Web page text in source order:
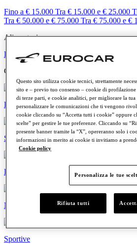
Fino a € 15.000 Tra € 15.000 e € 25.000
Tra € 50.000 e € 75.000 Tra € 75.000 e €
Alimentazione
BenzinaDieselElettricaIbrida
Categorie
Elettriche e ibride
SUV e crossover
Familiari
Neopatentati
Sportive
Questo sito utilizza cookie tecnici, strettamente
sito e – previo tuo consenso – cookie di
di terze parti, e cookie analitici, per migliorare la tua
personalizzare le comunicazioni che ti vengono
cookie cliccando su “Accetta tutti i cookie” oppure
scelte” per gestire le tue preferenze. Cliccando su
presente banner tramite la “X”, opereranno solo i
informazioni in merito ai cookie ti invitiamo a
Cookie policy
Personalizza le tue
Rifiuta tutti